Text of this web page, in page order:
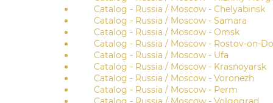
Catalog - Russia / Moscow - Chelyabinsk
Catalog - Russia / Moscow - Samara
Catalog - Russia / Moscow - Omsk
Catalog - Russia / Moscow - Rostov-on-
Catalog - Russia / Moscow - Ufa
Catalog - Russia / Moscow - Krasnoyarsk
Catalog - Russia / Moscow - Voronezh
Catalog - Russia / Moscow - Perm